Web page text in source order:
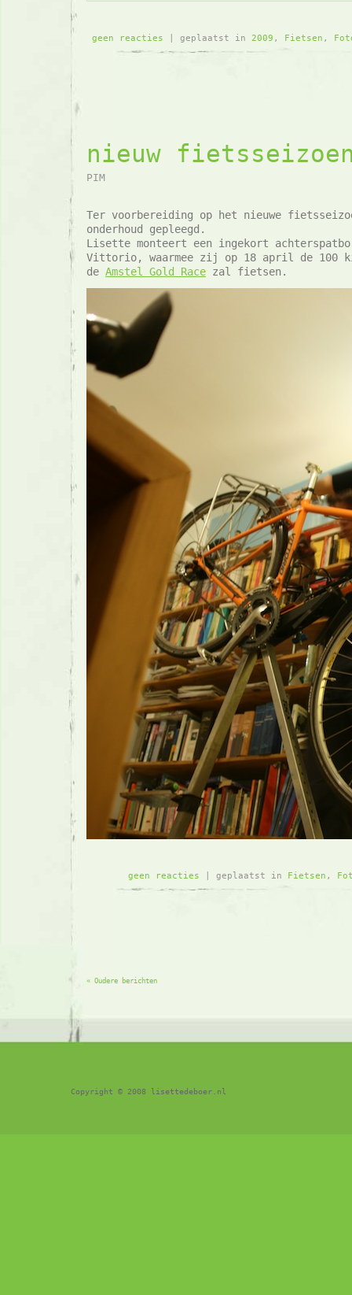
geen reacties | geplaatst in 2009 , Fietsen ,
nieuw
PIM
Ter voorbereiding op het nieuwe
onderhoud gepleegd.
Lisette monteert een ingekort
Vittorio, waarmee zij op 18 april de 100
de Amstel Gold Race zal fietsen.
geen reacties | geplaatst in Fietsen ,
« Oudere berichten
Copyright © 2008 lisettedeboer.nl